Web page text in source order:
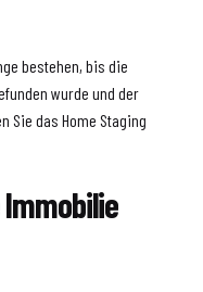
bestehen, bis die
wurde und der
Sie das Home Staging